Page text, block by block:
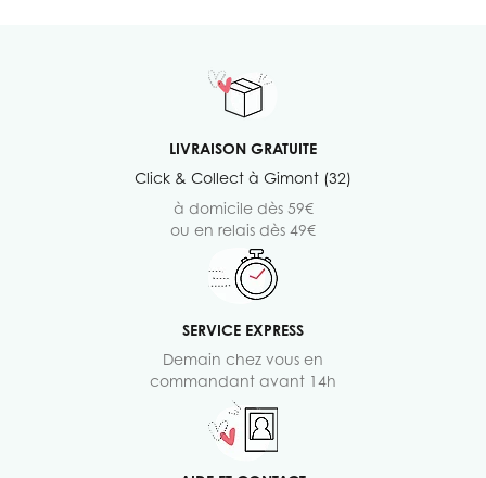
LIVRAISON GRATUITE
Click & Collect à Gimont (32)
à domicile dès 59€
ou en relais dès 49€
SERVICE EXPRESS
Demain chez vous en
commandant avant 14h